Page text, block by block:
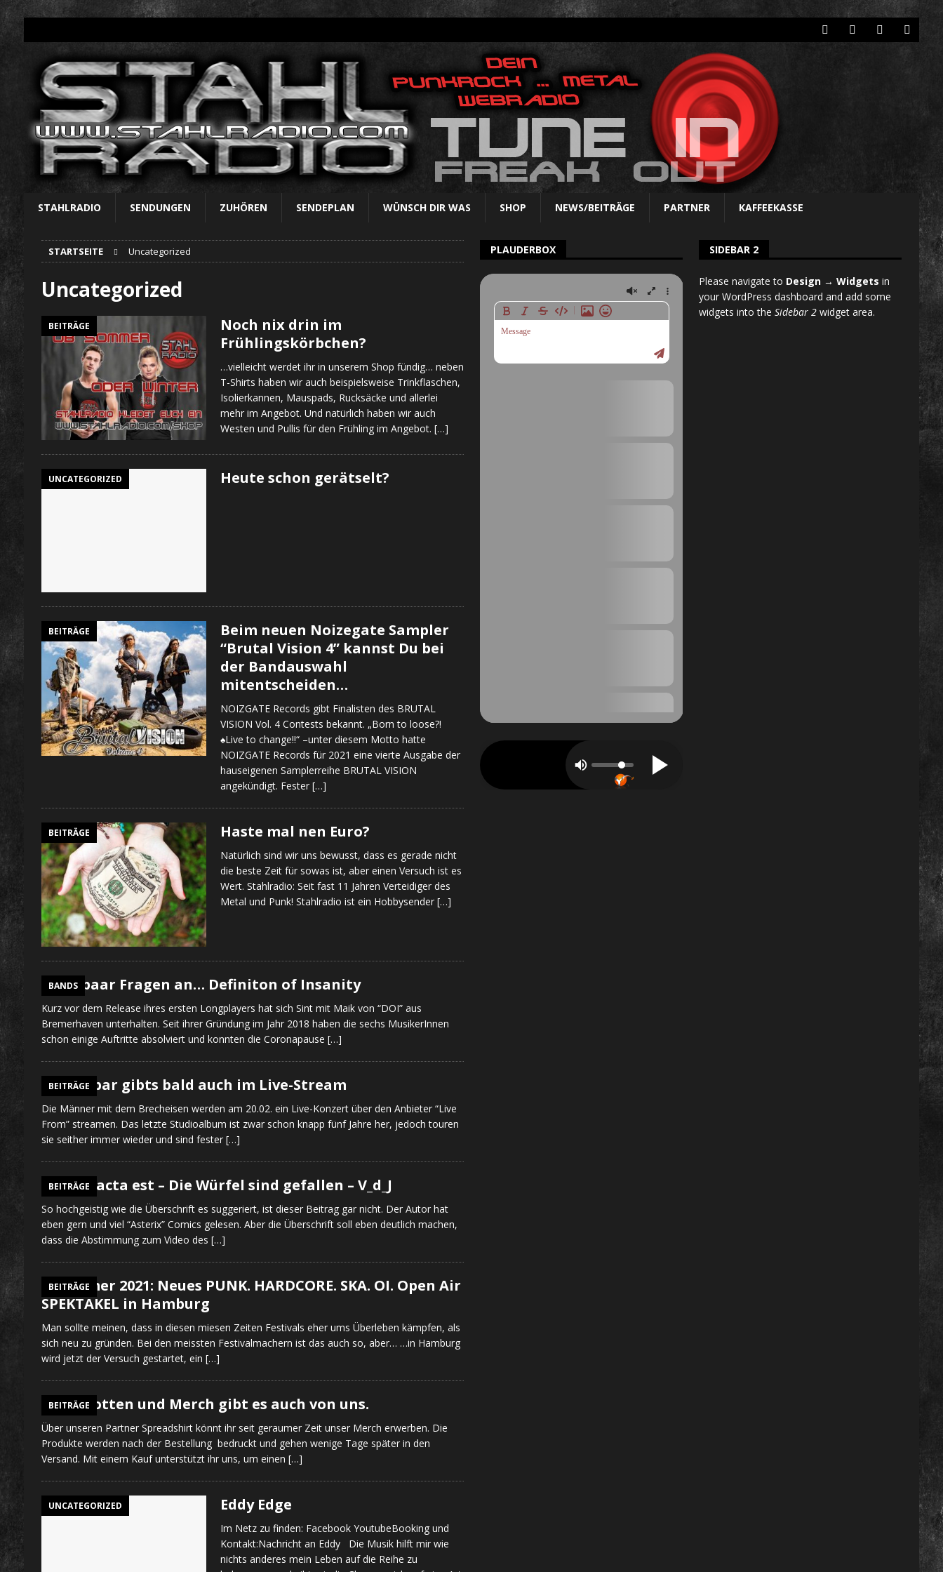
STAHLRADIO SENDUNGEN ZUHÖREN SENDEPLAN WÜNSCH DIR WAS SHOP NEWS/BEITRÄGE PARTNER KAFFEEKASSE
STARTSEITE Uncategorized
Uncategorized
BEITRÄGE
Noch nix drin im
Frühlingskörbchen?
…vielleicht werdet ihr in unserem Shop fündig… neben
T-Shirts haben wir auch beispielsweise Trinkflaschen,
Isolierkannen, Mauspads, Rucksäcke und allerlei
mehr im Angebot. Und natürlich haben wir auch
Westen und Pullis für den Frühling im Angebot. […]
UNCATEGORIZED Heute schon gerätselt?
BEITRÄGE
Beim neuen Noizegate Sampler
“Brutal Vision 4” kannst Du bei
der Bandauswahl
mitentscheiden…
NOIZGATE Records gibt Finalisten des BRUTAL
VISION Vol. 4 Contests bekannt. „Born to loose?!
♠Live to change!!“ –unter diesem Motto hatte
NOIZGATE Records für 2021 eine vierte Ausgabe der
hauseigenen Samplerreihe BRUTAL VISION
angekündigt. Fester […]
BEITRÄGE Haste mal nen Euro?
Natürlich sind wir uns bewusst, dass es gerade nicht
die beste Zeit für sowas ist, aber einen Versuch ist es
Wert. Stahlradio: Seit fast 11 Jahren Verteidiger des
Metal und Punk! Stahlradio ist ein Hobbysender […]
BANDS
Ein paar Fragen an… Definiton of Insanity
Kurz vor dem Release ihres ersten Longplayers hat sich Sint mit Maik von “DOI” aus
Bremerhaven unterhalten. Seit ihrer Gründung im Jahr 2018 haben die sechs MusikerInnen
schon einige Auftritte absolviert und konnten die Coronapause […]
BEITRÄGE
Crowbar gibts bald auch im Live-Stream
Die Männer mit dem Brecheisen werden am 20.02. ein Live-Konzert über den Anbieter “Live
From” streamen. Das letzte Studioalbum ist zwar schon knapp fünf Jahre her, jedoch touren
sie seither immer wieder und sind fester […]
BEITRÄGE
Alea iacta est – Die Würfel sind gefallen – V_d_J
So hochgeistig wie die Überschrift es suggeriert, ist dieser Beitrag gar nicht. Der Autor hat
eben gern und viel “Asterix” Comics gelesen. Aber die Überschrift soll eben deutlich machen,
dass die Abstimmung zum Video des […]
BEITRÄGE
Sommer 2021: Neues PUNK. HARDCORE. SKA. OI. Open Air
SPEKTAKEL in Hamburg
Man sollte meinen, dass in diesen miesen Zeiten Festivals eher ums Überleben kämpfen, als
sich neu zu gründen. Bei den meissten Festivalmachern ist das auch so, aber… …in Hamburg
wird jetzt der Versuch gestartet, ein […]
BEITRÄGE
Klamotten und Merch gibt es auch von uns.
Über unseren Partner Spreadshirt könnt ihr seit geraumer Zeit unser Merch erwerben. Die
Produkte werden nach der Bestellung bedruckt und gehen wenige Tage später in den
Versand. Mit einem Kauf unterstützt ihr uns, um einen […]
UNCATEGORIZED Eddy Edge
Im Netz zu finden: Facebook YoutubeBooking und
Kontakt:Nachricht an Eddy Die Musik hilft mir wie
nichts anderes mein Leben auf die Reihe zu
PLAUDERBOX SIDEBAR 2
Please navigate to Design → Widgets in
your WordPress dashboard and add some
widgets into the Sidebar 2widget area.